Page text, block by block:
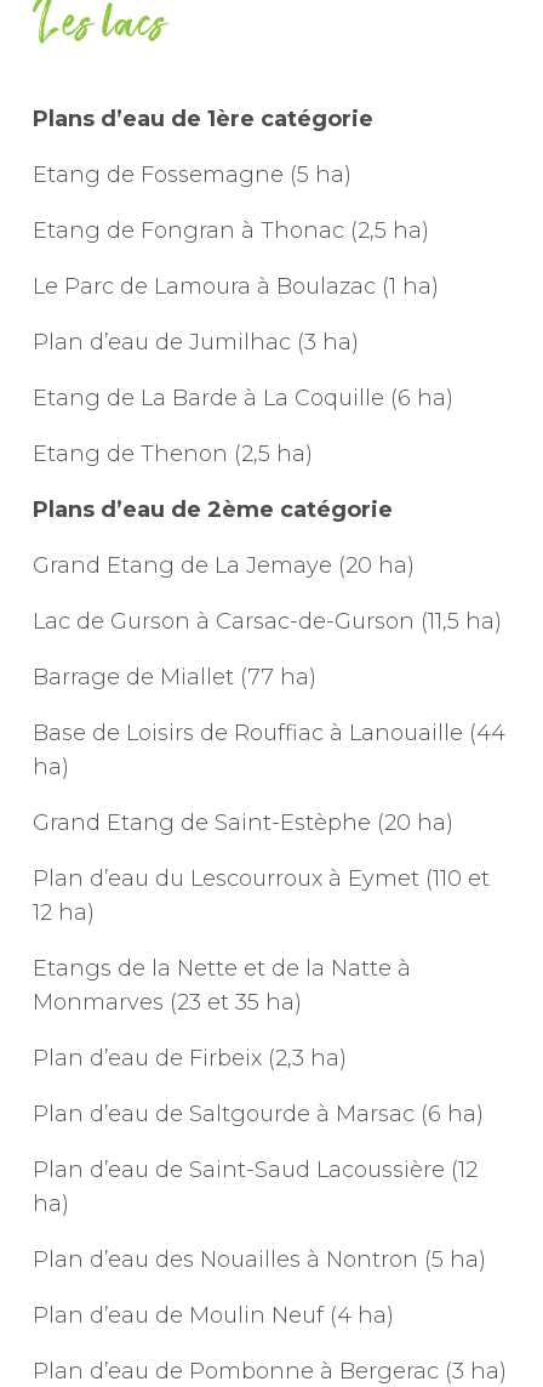
Les lacs
Plans d’eau de 1ère catégorie
Etang de Fossemagne (5 ha)
Etang de Fongran à Thonac (2,5 ha)
Le Parc de Lamoura à Boulazac (1 ha)
Plan d’eau de Jumilhac (3 ha)
Etang de La Barde à La Coquille (6 ha)
Etang de Thenon (2,5 ha)
Plans d’eau de 2ème catégorie
Grand Etang de La Jemaye (20 ha)
Lac de Gurson à Carsac-de-Gurson (11,5 ha)
Barrage de Miallet (77 ha)
Base de Loisirs de Rouffiac à Lanouaille (44
ha)
Grand Etang de Saint-Estèphe (20 ha)
Plan d’eau du Lescourroux à Eymet (110 et
12 ha)
Etangs de la Nette et de la Natte à
Monmarves (23 et 35 ha)
Plan d’eau de Firbeix (2,3 ha)
Plan d’eau de Saltgourde à Marsac (6 ha)
Plan d’eau de Saint-Saud Lacoussière (12
ha)
Plan d’eau des Nouailles à Nontron (5 ha)
Plan d’eau de Moulin Neuf (4 ha)
Plan d’eau de Pombonne à Bergerac (3 ha)